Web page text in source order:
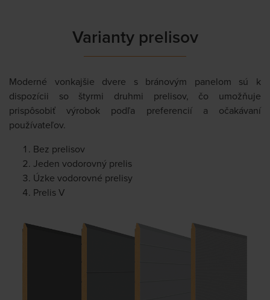
Varianty prelisov
Moderné vonkajšie dvere s bránovým panelom sú k
dispozícii so štyrmi druhmi prelisov, čo umožňuje
prispôsobiť výrobok podľa preferencií a očakávaní
používateľov.
Bez prelisov
Jeden vodorovný prelis
Úzke vodorovné prelisy
Prelis V